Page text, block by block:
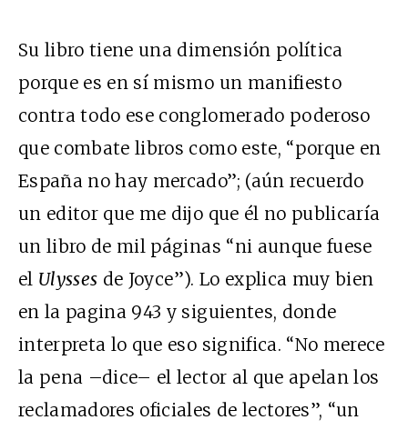
Su libro tiene una dimensión política
porque es en sí mismo un manifiesto
contra todo ese conglomerado poderoso
que combate libros como este, “porque en
España no hay mercado”; (aún recuerdo
un editor que me dijo que él no publicaría
un libro de mil páginas “ni aunque fuese
el Ulysses de Joyce”). Lo explica muy bien
en la pagina 943 y siguientes, donde
interpreta lo que eso significa. “No merece
la pena –dice– el lector al que apelan los
reclamadores oficiales de lectores”, “un